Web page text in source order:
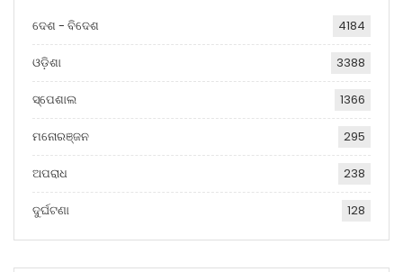
ଦେଶ - ବିଦେଶ 4184
ଓଡ଼ିଶା 3388
ସ୍ପେଶାଲ 1366
ମନୋରଞ୍ଜନ 295
ଅପରାଧ 238
ଦୁର୍ଘଟଣା 128